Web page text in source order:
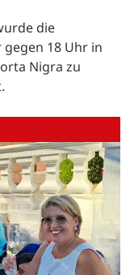
die
18 Uhr in
Nigra zu